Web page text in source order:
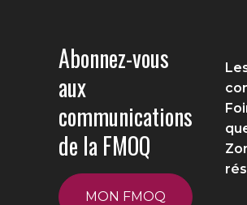
Abonnez-vous
aux
communications
de la FMOQ
MON FMOQ